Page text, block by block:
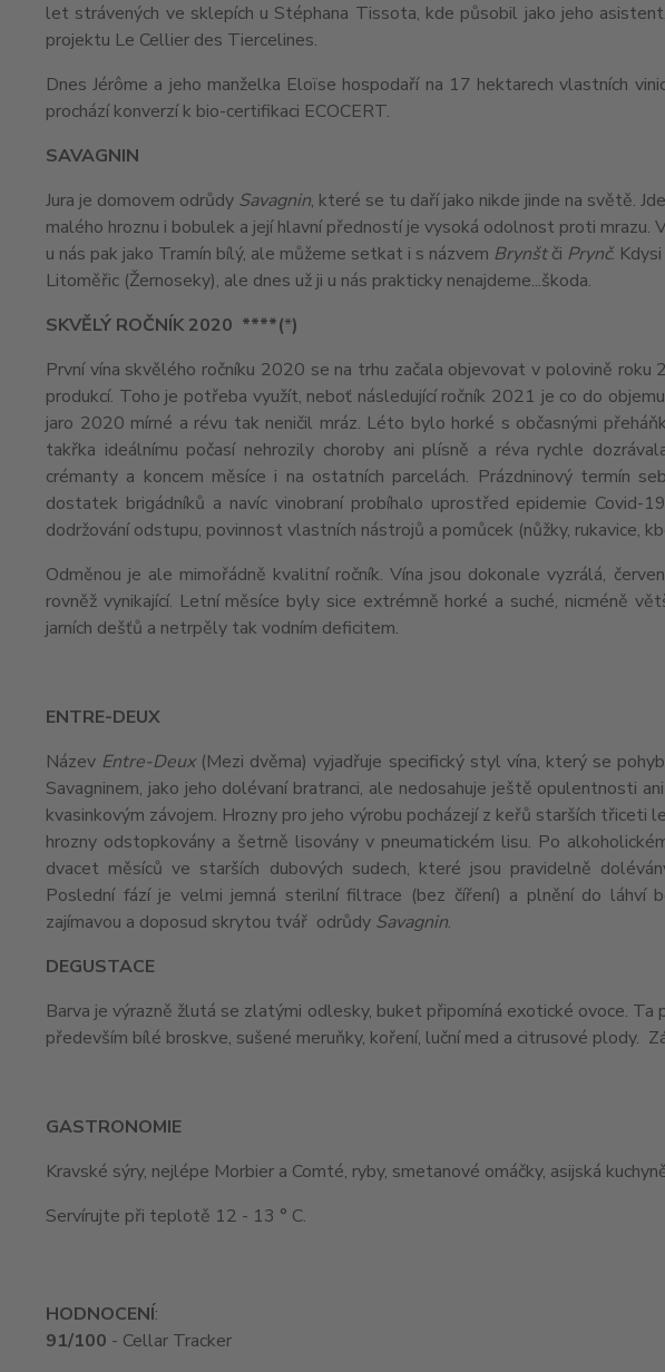
let strávených ve sklepích u Stéphana Tissota, kde působil jako jeho
projektu Le Cellier des Tiercelines.
Dnes Jérôme a jeho manželka Eloïse hospodaří na 17 hektarech vlastních
prochází konverzí k bio-certifikaci ECOCERT.
SAVAGNIN
Jura je domovem odrůdy Savagnin, které se tu daří jako nikde jinde na světě.
malého hroznu i bobulek a její hlavní předností je vysoká odolnost proti mrazu.
u nás pak jako Tramín bílý, ale můžeme setkat i s názvem Brynštči Prynč.
Litoměřic (Žernoseky), ale dnes už ji u nás prakticky nenajdeme...škoda.
SKVĚLÝ ROČNÍK 2020 ****(*)
První vína skvělého ročníku 2020 se na trhu začala objevovat v polovině roku
produkcí. Toho je potřeba využít, neboť následující ročník 2021 je co do
jaro 2020 mírné a révu tak neničil mráz. Léto bylo horké s občasnými
takřka ideálnímu počasí nehrozily choroby ani plísně a réva rychle
crémanty a koncem měsíce i na ostatních parcelách. Prázdninový termín
dostatek brigádníků a navíc vinobraní probíhalo uprostřed epidemie Covid-
dodržování odstupu, povinnost vlastních nástrojů a pomůcek (nůžky, rukavice,
Odměnou je ale mimořádně kvalitní ročník. Vína jsou dokonale vyzrálá,
rovněž vynikající. Letní měsíce byly sice extrémně horké a suché, nicméně
jarních dešťů a netrpěly tak vodním deficitem.
ENTRE-DEUX
NázevEntre-Deux(Mezi dvěma) vyjadřuje specifický styl vína, který se
Savagninem, jako jeho dolévaní bratranci, ale nedosahuje ještě opulentnosti
kvasinkovým závojem. Hrozny pro jeho výrobu pocházejí z keřů starších třiceti
hrozny odstopkovány a šetrně lisovány v pneumatickém lisu. Po
dvacet měsíců ve starších dubových sudech, které jsou pravidelně
Poslední fází je velmi jemná sterilní filtrace (bez číření) a plnění do láhví
zajímavou a doposud skrytou tvář odrůdy Savagnin.
DEGUSTACE
Barva je výrazně žlutá se zlatými odlesky, buket připomíná exotické ovoce.
především bílé broskve, sušené meruňky, koření, luční med a citrusové plody.
GASTRONOMIE
Kravské sýry, nejlépe Morbier a Comté, ryby, smetanové omáčky, asijská
Servírujte při teplotě 12 - 13 ° C.
HODNOCENÍ:
91/100 - Cellar Tracker